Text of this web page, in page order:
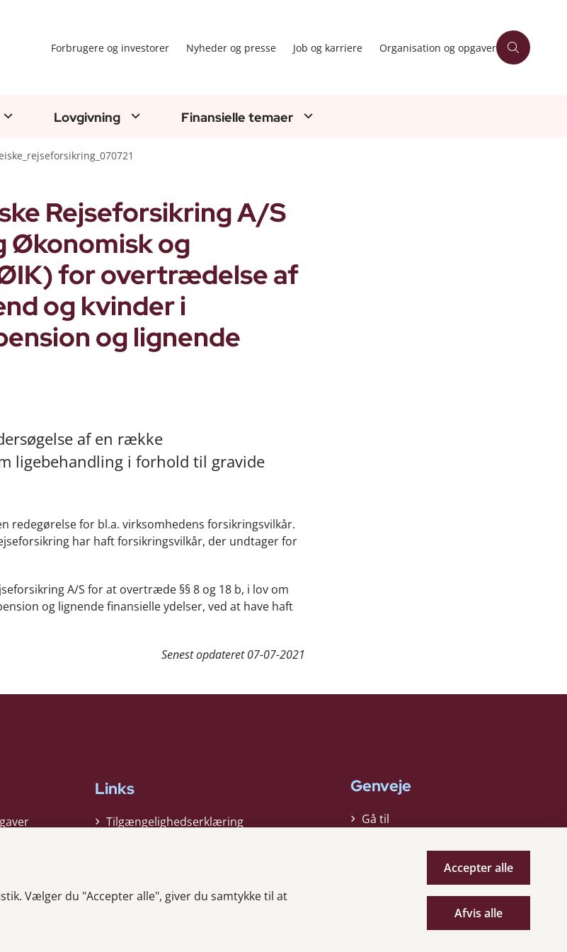
Forbrugere og investorer Nyheder og presse Job og karriere Organisation og opgaver
Lovgivning Finansielle temaer
Rejseforsikring A/S
Økonomisk og
for overtrædelse af
og kvinder i
og lignende
af en række
ligebehandling i forhold til gravide
redegørelse for bl.a. virksomhedens forsikringsvilkår.
har haft forsikringsvilkår, der undtager for
A/S for at overtræde §§ 8 og 18 b, i lov om
og lignende finansielle ydelser, ved at have haft
Senest opdateret07-07-2021
Links
Tilgængelighedserklæring
Whistleblower
Genveje
Gå til
Vælger du "Accepter alle", giver du samtykke til at
Accepter alle
Afvis alle